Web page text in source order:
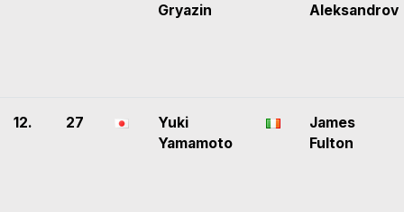
Gryazin
Aleksandrov
12. 27
Yuki
Yamamoto
James
Fulton